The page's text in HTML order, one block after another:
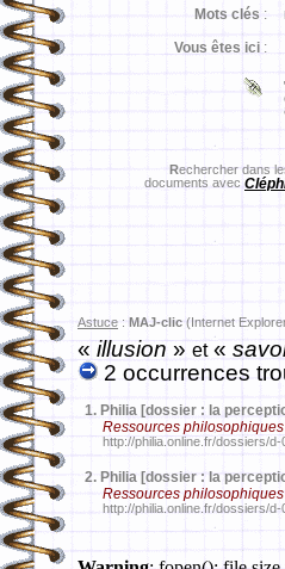
Mots clés :
Vous êtes ici :
Rechercher dans
documents avec
Astuce : MAJ-clic (Internet
«illusion» et«
2 occurrences
1. Philia [dossier : la
Ressources
http://philia.online.fr/dossiers/d-
2. Philia [dossier : la
Ressources
http://philia.online.fr/dossiers/d-